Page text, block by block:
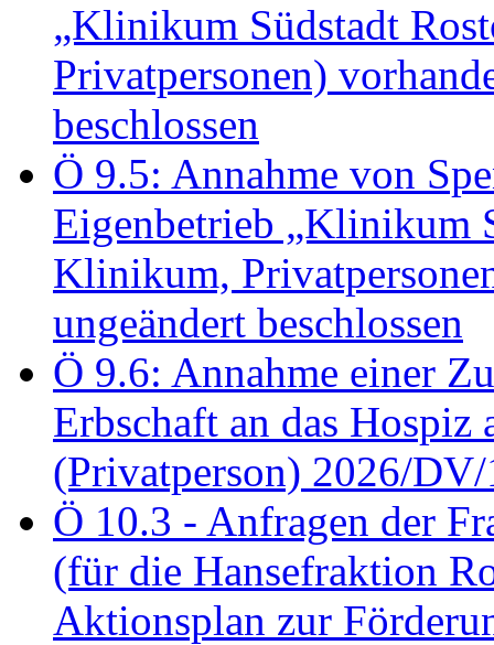
„Klinikum Südstadt
Privatpersonen)
beschlossen
Ö 9.5: Annahme von
Eigenbetrieb „Klinikum
Klinikum,
ungeändert beschlossen
Ö 9.6: Annahme einer
Erbschaft an das
(Privatperson) 2026/DV/
Ö 10.3 - Anfragen der
(für die Hansefraktion
Aktionsplan zur